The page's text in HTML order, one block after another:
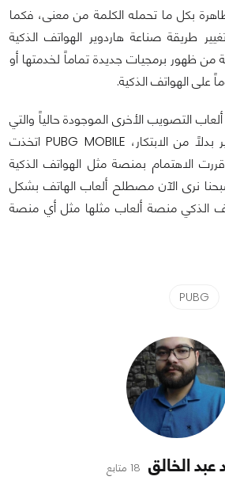
بكل ما تحمله الكلمة من معنى، فكما
طريقة صناعة هاردوير الهواتف الذكية
من ظهور برمجيات جديدة تماماً لخدمتها أو
على الهواتف الذكية.
ألعاب التصويب الأخرى الموجودة حالياً والتي
تحاول التقليد بشكل كبير بدلاً من الابتكار، PUBG MOBILE اتخذت
الاهتمام بمنصة مثل الهواتف الذكية
نرى الآن مصطلح ألعاب الهاتف بشكل
الذكي منصة ألعاب مثلها مثل أي منصة
PUBG
عبد الخالق 18 متابع